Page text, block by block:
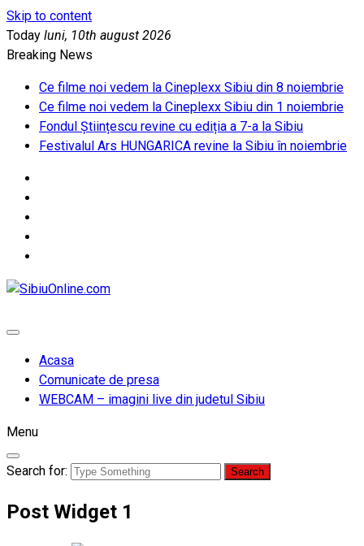
Skip to content
Today luni, 10th august 2026
Breaking News
Ce filme noi vedem la Cineplexx Sibiu din 8 noiembrie
Ce filme noi vedem la Cineplexx Sibiu din 1 noiembrie
Fondul Științescu revine cu ediția a 7-a la Sibiu
Festivalul Ars HUNGARICA revine la Sibiu în noiembrie
Acasa
Comunicate de presa
WEBCAM – imagini live din judetul Sibiu
Menu
Search for:
Post Widget 1